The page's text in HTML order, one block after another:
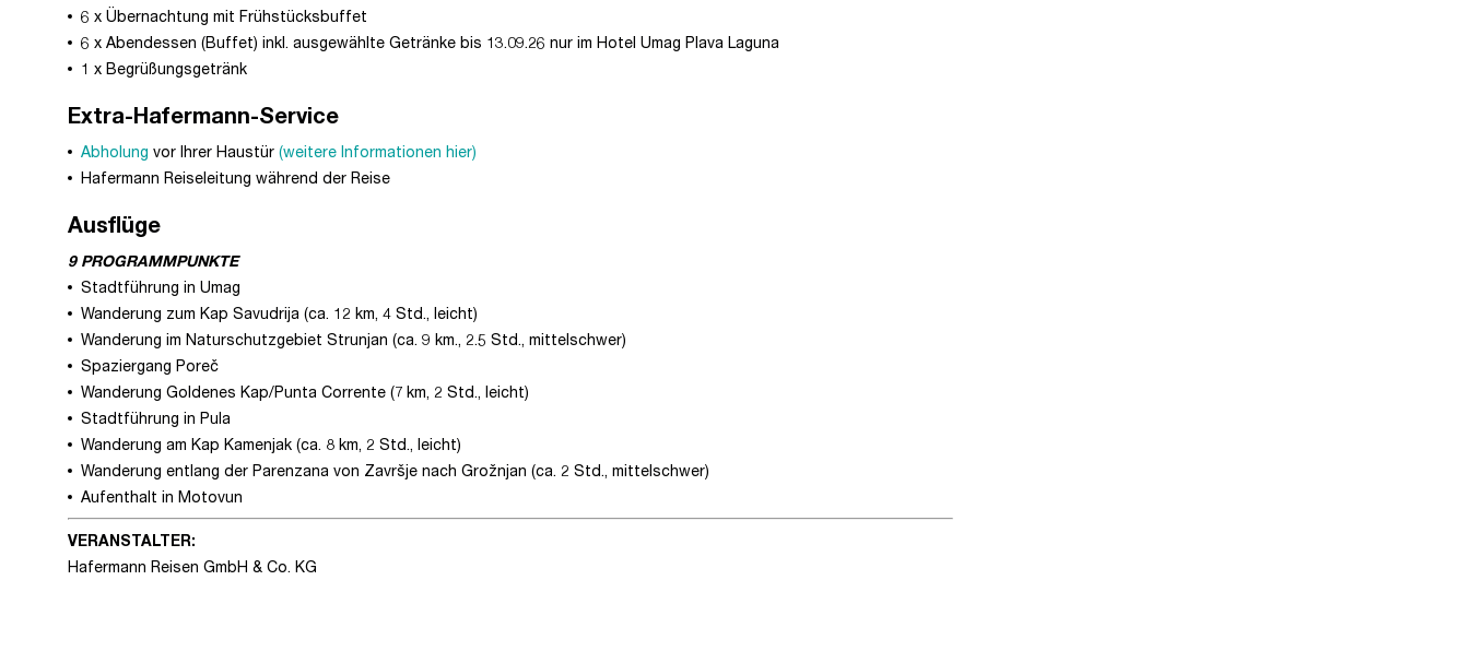
6 x Übernachtung mit Frühstücksbuffet
6 x Abendessen (Buffet) inkl. ausgewählte Getränke bis 13.09.26 nur im Hotel Umag Plava Laguna
1 x Begrüßungsgetränk
Extra-Hafermann-Service
Abholung vor Ihrer Haustür (weitere Informationen hier)
Hafermann Reiseleitung während der Reise
Ausflüge
9 PROGRAMMPUNKTE
Stadtführung in Umag
Wanderung zum Kap Savudrija (ca. 12 km, 4 Std., leicht)
Wanderung im Naturschutzgebiet Strunjan (ca. 9 km., 2.5 Std., mittelschwer)
Spaziergang Poreč
Wanderung Goldenes Kap/Punta Corrente (7 km, 2 Std., leicht)
Stadtführung in Pula
Wanderung am Kap Kamenjak (ca. 8 km, 2 Std., leicht)
Wanderung entlang der Parenzana von Završje nach Grožnjan (ca. 2 Std., mittelschwer)
Aufenthalt in Motovun
VERANSTALTER:
Hafermann Reisen GmbH & Co. KG